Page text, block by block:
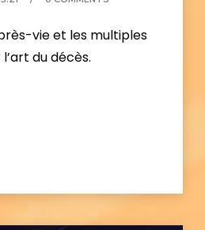
vie et les multiples
du décès.